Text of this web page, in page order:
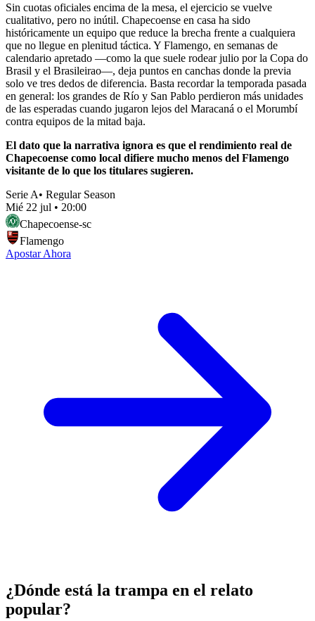
Sin cuotas oficiales encima de la mesa, el ejercicio se vuelve
cualitativo, pero no inútil. Chapecoense en casa ha sido
históricamente un equipo que reduce la brecha frente a cualquiera
que no llegue en plenitud táctica. Y Flamengo, en semanas de
calendario apretado —como la que suele rodear julio por la Copa do
Brasil y el Brasileirao—, deja puntos en canchas donde la previa
solo ve tres dedos de diferencia. Basta recordar la temporada pasada
en general: los grandes de Río y San Pablo perdieron más unidades
de las esperadas cuando jugaron lejos del Maracaná o el Morumbí
contra equipos de la mitad baja.
El dato que la narrativa ignora es que el rendimiento real de
Chapecoense como local difiere mucho menos del Flamengo
visitante de lo que los titulares sugieren.
Serie A• Regular Season
Mié 22 jul • 20:00
Chapecoense-sc
Flamengo
Apostar Ahora
¿Dónde está la trampa en el relato
popular?